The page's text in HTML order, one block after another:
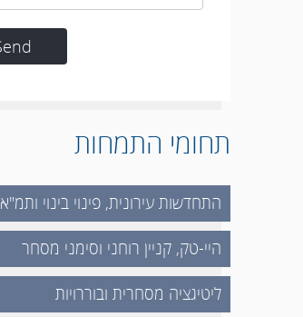
תחומי התמחות
התחדשות עירונית, פינוי בינוי ותמ"א 38
היי-טק, קניין רוחני וסימני מסחר
ליטיגציה מסחרית ובוררויות